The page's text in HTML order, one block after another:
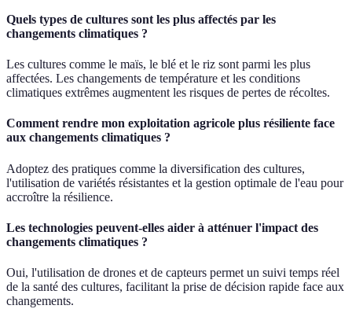
Quels types de cultures sont les plus affectés par les
changements climatiques ?
Les cultures comme le maïs, le blé et le riz sont parmi les plus
affectées. Les changements de température et les conditions
climatiques extrêmes augmentent les risques de pertes de récoltes.
Comment rendre mon exploitation agricole plus résiliente face
aux changements climatiques ?
Adoptez des pratiques comme la diversification des cultures,
l'utilisation de variétés résistantes et la gestion optimale de l'eau pour
accroître la résilience.
Les technologies peuvent-elles aider à atténuer l'impact des
changements climatiques ?
Oui, l'utilisation de drones et de capteurs permet un suivi temps réel
de la santé des cultures, facilitant la prise de décision rapide face aux
changements.